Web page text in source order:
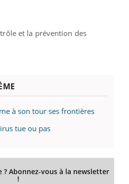
et la prévention des
à son tour ses frontières
tue ou pas
? Abonnez-vous à la newsletter
!